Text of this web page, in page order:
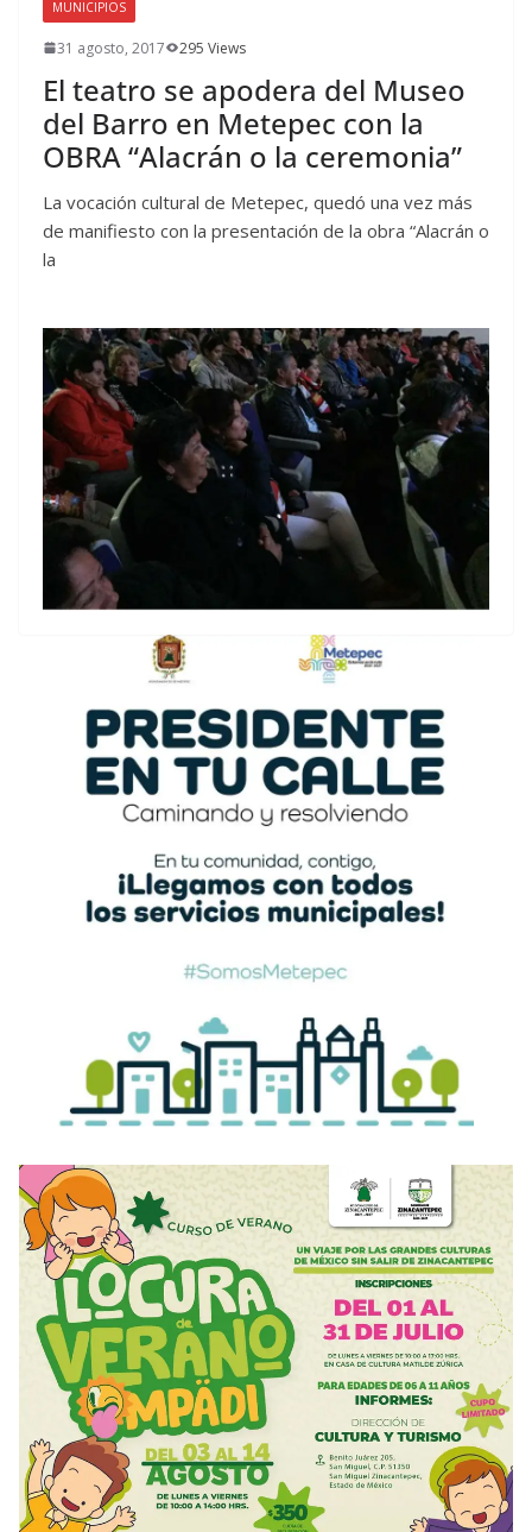
MUNICIPIOS
31 agosto, 2017 295 Views
El teatro se apodera del Museo
del Barro en Metepec con la
OBRA “Alacrán o la ceremonia”
La vocación cultural de Metepec, quedó una vez más
de manifiesto con la presentación de la obra “Alacrán o
la